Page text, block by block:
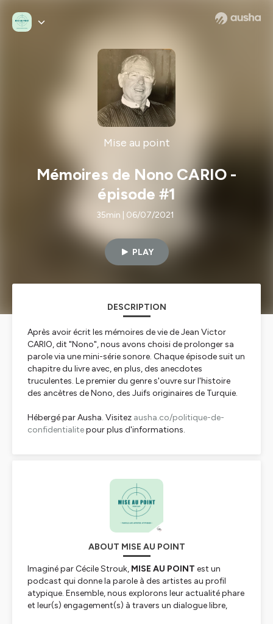
Mise au point
Mémoires de Nono CARIO -
épisode #1
35min | 06/07/2021
PLAY
DESCRIPTION
Après avoir écrit les mémoires de vie de Jean Victor
CARIO, dit "Nono", nous avons choisi de prolonger sa
parole via une mini-série sonore. Chaque épisode suit un
chapitre du livre avec, en plus, des anecdotes
truculentes. Le premier du genre s'ouvre sur l'histoire
des ancètres de Nono, des Juifs originaires de Turquie.
Hébergé par Ausha. Visitez ausha.co/politique-de-
confidentialitepour plus d'informations.
ABOUT MISE AU POINT
Imaginé par Cécile Strouk, MISE AU POINT est un
podcast qui donne la parole à des artistes au profil
atypique. Ensemble, nous explorons leur actualité phare
et leur(s) engagement(s) à travers un dialogue libre,